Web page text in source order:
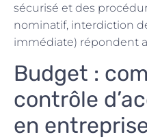
sécurisé et des
nominatif, interdiction
immédiate) répondent
Budget :
contrôle
en